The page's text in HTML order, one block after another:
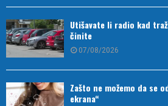
Utišavate li radio kad
činite
07/08/2026
Zašto ne možemo da se
ekrana“